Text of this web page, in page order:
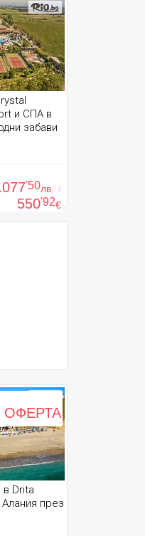
и СПА в
забави
'50лв. /
550'92€
ОФЕРТА
Drita
през